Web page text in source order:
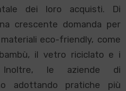
dei loro acquisti. Di
crescente domanda per
eco-friendly, come
il vetro riciclato e i
Inoltre, le aziende di
adottando pratiche più